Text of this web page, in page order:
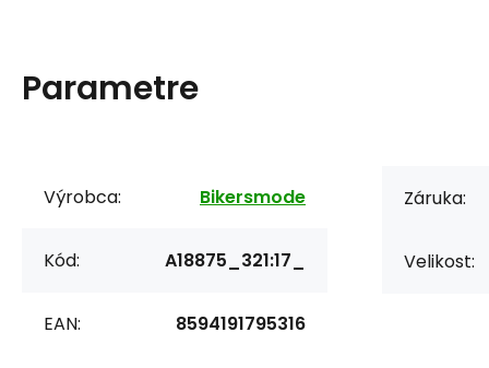
Parametre
Výrobca: Bikersmode
Kód: A18875_321:17_
EAN: 8594191795316
Záruka:
Velikost: